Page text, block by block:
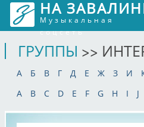
НА
Музыкальная
соцсеть
ГРУППЫ >>
А Б В Г Д Е Ж З И
A
B C D E F G H I J